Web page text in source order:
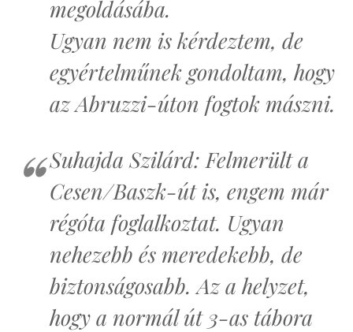
megoldásába.
Ugyan nem is kérdeztem, de
egyértelműnek gondoltam, hogy
az Abruzzi-úton fogtok mászni.
Suhajda Szilárd: Felmerült a
Cesen/Baszk-út is, engem már
régóta foglalkoztat. Ugyan
nehezebb és meredekebb, de
biztonságosabb. Az a helyzet,
hogy a normál út 3-as tábora